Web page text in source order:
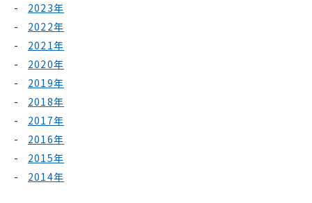
2023年
2022年
2021年
2020年
2019年
2018年
2017年
2016年
2015年
2014年